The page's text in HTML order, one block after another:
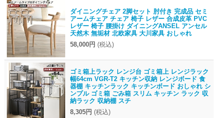
ダイニングチェア 2脚セット 肘付き 完成品 セミ
アームチェア チェア 椅子 レザー 合成皮革 PVC
レザー 椅子 腰掛け ダイニングANSEL アンセル
天然木 無垢材 北欧家具 大川家具 おしゃれ
58,000円 (税込)
ゴミ箱上ラック レンジ台 ゴミ箱上 レンジラック
幅64cm VGR-T2 キッチン収納 レンジボード 食
器棚 キッチンラック キッチンボード おしゃれ シ
ンプル ゴミ箱 ごみ箱 スリム キッチン ラック 収
納ラック 収納棚 スチ
8,305円 (税込)